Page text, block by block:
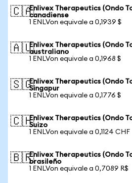
🇨🇦Enlivex Therapeutics (Ondo
canadiense
1 ENLVon equivale a 0,1939 $
🇦🇺Enlivex Therapeutics (Ondo
australiano
1 ENLVon equivale a 0,1968 $
🇸🇬Enlivex Therapeutics (Ondo
Singapur
1 ENLVon equivale a 0,1776 $
🇨🇭Enlivex Therapeutics (Ondo
Suizo
1 ENLVon equivale a 0,1124 CHF
🇧🇷Enlivex Therapeutics (Ondo
brasileño
1 ENLVon equivale a 0,7089 R$